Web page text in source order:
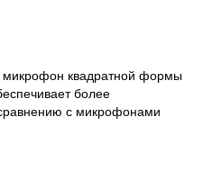
микрофон квадратной формы
более
с микрофонами